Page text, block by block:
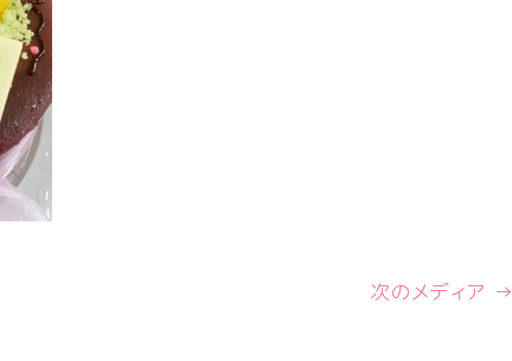
次のメディア →